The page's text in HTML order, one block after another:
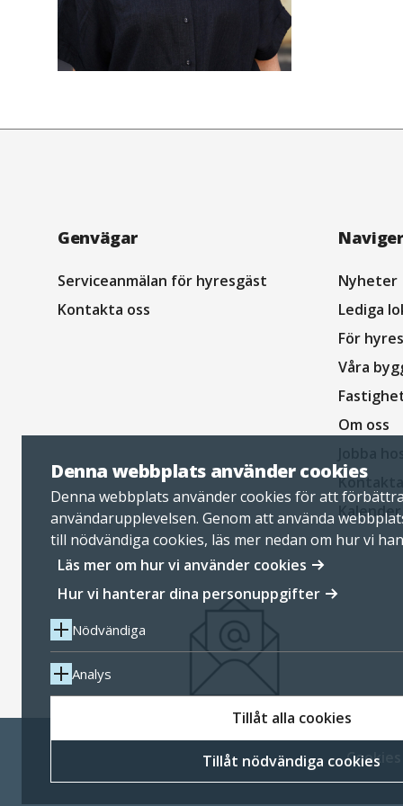
Denna webbplats använder cookies
Denna webbplats använder cookies för att förbättra
användarupplevelsen. Genom att använda
till nödvändiga cookies, läs mer nedan om hur vi
personuppgifter.
Läs mer om hur vi använder cookies
Hur vi hanterar dina personuppgifter
Nödvändiga
Analys
Tillåt alla cookies
Tillåt nödvändiga cookies
Navigation
sidfot
Genvägar
Serviceanmälan för hyresgäst
Kontakta oss
Nyheter
Lediga
För
Våra
Om oss
Kontakta
Kalender
Cookies